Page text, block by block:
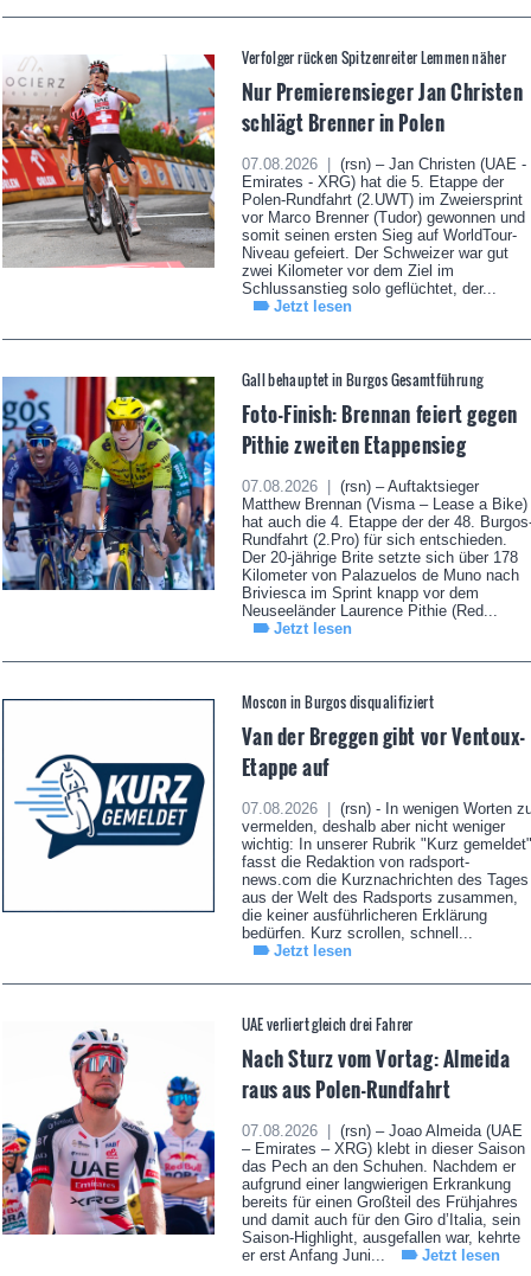
Verfolger rücken Spitzenreiter Lemmen näher
Nur Premierensieger Jan Christen
schlägt Brenner in Polen
07.08.2026 |
(rsn) – Jan Christen (UAE -
Emirates - XRG) hat die 5. Etappe der
Polen-Rundfahrt (2.UWT) im Zweiersprint
vor Marco Brenner (Tudor) gewonnen und
somit seinen ersten Sieg auf WorldTour-
Niveau gefeiert. Der Schweizer war gut
zwei Kilometer vor dem Ziel im
Schlussanstieg solo geflüchtet, der...
Jetzt lesen
Gall behauptet in Burgos Gesamtführung
Foto-Finish: Brennan feiert gegen
Pithie zweiten Etappensieg
07.08.2026 |
(rsn) – Auftaktsieger
Matthew Brennan (Visma – Lease a Bike)
hat auch die 4. Etappe der der 48.
Rundfahrt (2.Pro) für sich entschieden.
Der 20-jährige Brite setzte sich über 178
Kilometer von Palazuelos de Muno nach
Briviesca im Sprint knapp vor dem
Neuseeländer Laurence Pithie (Red...
Jetzt lesen
Moscon in Burgos disqualifiziert
Van der Breggen gibt vor Ventoux-
Etappe auf
07.08.2026 |
(rsn) - In wenigen Worten
vermelden, deshalb aber nicht weniger
wichtig: In unserer Rubrik "Kurz gemeldet"
fasst die Redaktion von radsport-
news.com die Kurznachrichten des Tages
aus der Welt des Radsports zusammen,
die keiner ausführlicheren Erklärung
bedürfen. Kurz scrollen, schnell...
Jetzt lesen
UAE verliert gleich drei Fahrer
Nach Sturz vom Vortag: Almeida
raus aus Polen-Rundfahrt
07.08.2026 |
(rsn) – Joao Almeida (UAE
– Emirates – XRG) klebt in dieser Saison
das Pech an den Schuhen. Nachdem er
aufgrund einer langwierigen Erkrankung
bereits für einen Großteil des Frühjahres
und damit auch für den Giro d’Italia, sein
Saison-Highlight, ausgefallen war, kehrte
er erst Anfang Juni...
Jetzt lesen